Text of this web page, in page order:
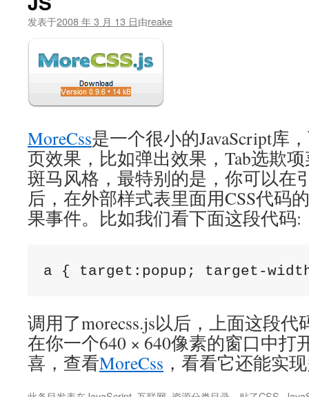
发表于2008 年 3 月 13 日由reake
MoreCss是一个很小的JavaScript库
页效果，比如弹出效果，Tab选欺
斑马风格，最特别的是，你可以在
后，在外部样式表里面用CSS代码
果事件。比如我们看下面这段代码:
a { target:popup; target-
调用了morecss.js以后，上面这段
在你一个640 × 640像素的窗口中打
喜，查看MoreCss ，看看它还能实